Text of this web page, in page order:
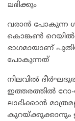
ലഭിക്കും
വരാൻ പോകുന്ന
കൊങ്കൺ
ഭാഗമായാണ്
പോകുന്നത്
നിലവിൽ
ഇത്തരത്തിൽ
ലാഭിക്കാൻ
കുറയ്ക്കുക്കാനും